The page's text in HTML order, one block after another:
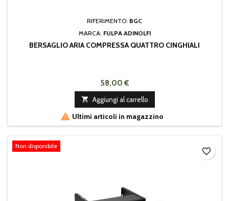
RIFERIMENTO: BGC
MARCA: FULPA ADINOLFI
BERSAGLIO ARIA COMPRESSA QUATTRO CINGHIALI
58,00 €
 Aggiungi al carrello
 Ultimi articoli in magazzino
Non disponibile
favorite_border